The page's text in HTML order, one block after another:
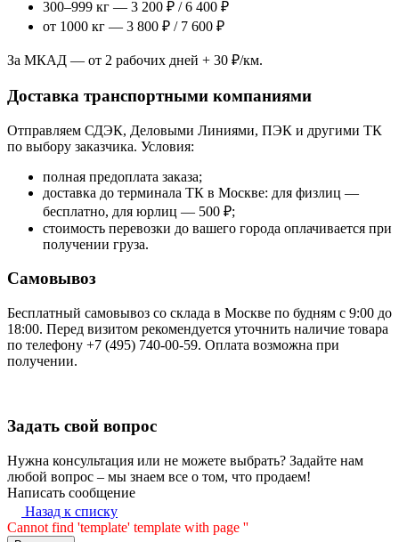
300–999 кг — 3 200 ₽ / 6 400 ₽
от 1000 кг — 3 800 ₽ / 7 600 ₽
За МКАД — от 2 рабочих дней + 30 ₽/км.
Доставка транспортными компаниями
Отправляем СДЭК, Деловыми Линиями, ПЭК и другими ТК
по выбору заказчика. Условия:
полная предоплата заказа;
доставка до терминала ТК в Москве: для физлиц —
бесплатно, для юрлиц — 500 ₽;
стоимость перевозки до вашего города оплачивается при
получении груза.
Самовывоз
Бесплатный самовывоз со склада в Москве по будням с 9:00 до
18:00. Перед визитом рекомендуется уточнить наличие товара
по телефону +7 (495) 740-00-59. Оплата возможна при
получении.
Задать свой вопрос
Нужна консультация или не можете выбрать? Задайте нам
любой вопрос – мы знаем все о том, что продаем!
Написать сообщение
Назад к списку
Cannot find 'template' template with page ''